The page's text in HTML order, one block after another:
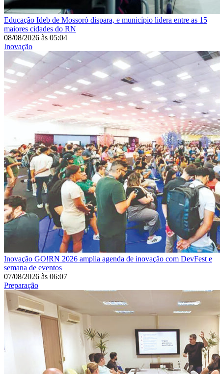
Educação Ideb de Mossoró dispara, e município lidera entre as 15
maiores cidades do RN
08/08/2026 às 05:04
Inovação
Inovação GO!RN 2026 amplia agenda de inovação com DevFest e
semana de eventos
07/08/2026 às 06:07
Preparação